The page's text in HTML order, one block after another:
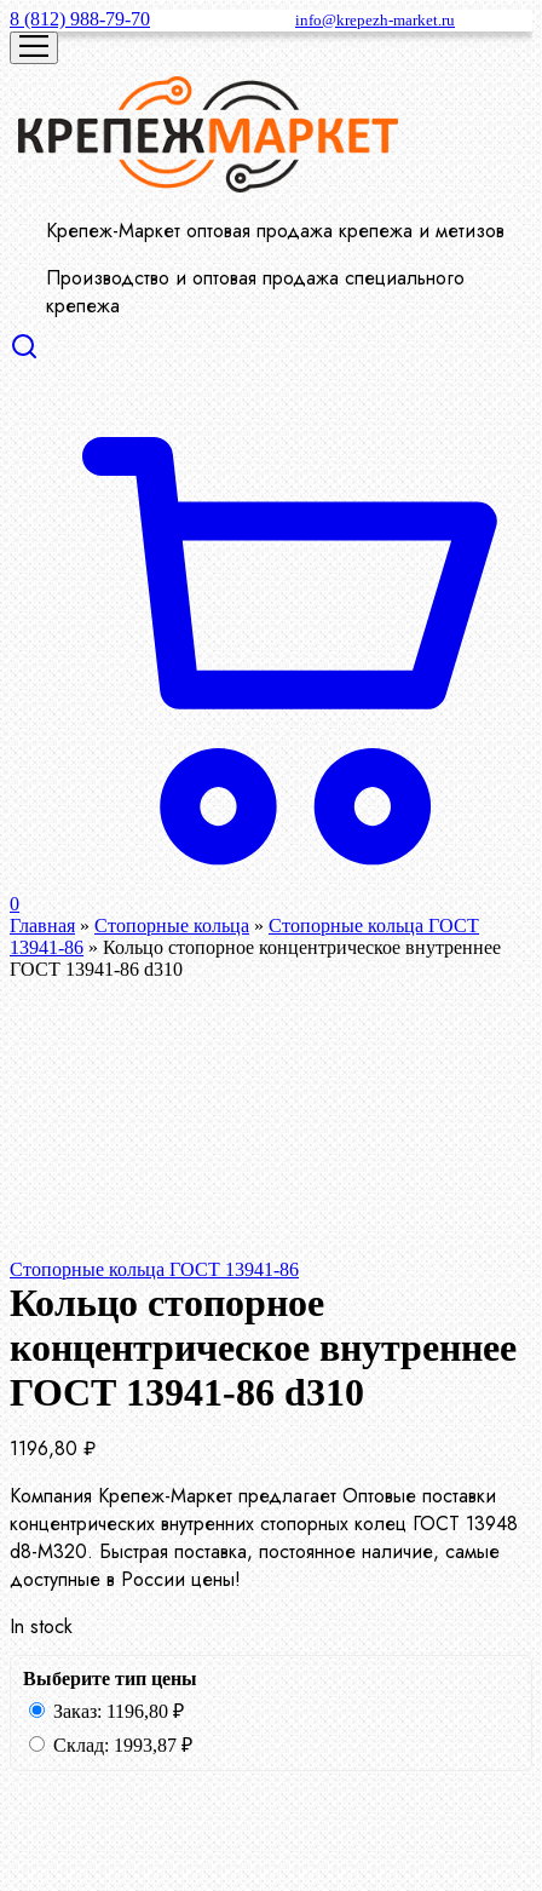
8 (812) 988-79-70 info@krepezh-market.ru
Крепеж-Маркет оптовая продажа крепежа и метизов
Производство и оптовая продажа специального
крепежа
0
Главная » Стопорные кольца » Стопорные кольца ГОСТ
13941-86 » Кольцо стопорное концентрическое внутреннее
ГОСТ 13941-86 d310
Стопорные кольца ГОСТ 13941-86
Кольцо стопорное
концентрическое внутреннее
ГОСТ 13941-86 d310
1196,80 ₽
Компания Крепеж-Маркет предлагает Оптовые поставки
концентрических внутренних стопорных колец ГОСТ 13948
d8-М320. Быстрая поставка, постоянное наличие, самые
доступные в России цены!
In stock
Выберите тип цены
Заказ: 1196,80 ₽
Склад: 1993,87 ₽